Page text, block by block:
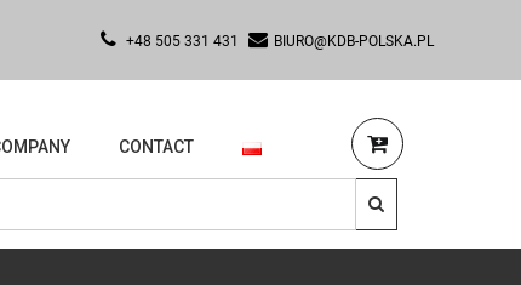
+48 505 331 431 BIURO@KDB-POLSKA.PL
CONTACT